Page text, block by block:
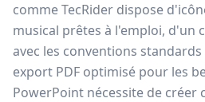
comme TecRider dispose
musical prêtes à l'emploi, d'un
avec les conventions
export PDF optimisé pour les
PowerPoint nécessite de créer